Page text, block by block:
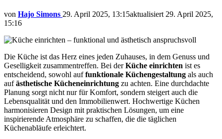
von Hajo Simons 29. April 2025, 13:15aktualisiert 29. April 2025,
15:16
Die Küche ist das Herz eines jeden Zuhauses, in dem Genuss und
Geselligkeit zusammentreffen. Bei derKüche einrichten ist es
entscheidend, sowohl auffunktionale Küchengestaltung als auch
aufästhetische Kücheneinrichtung zu achten. Eine durchdachte
Planung sorgt nicht nur für Komfort, sondern steigert auch die
Lebensqualität und den Immobilienwert. Hochwertige Küchen
harmonisieren Design mit praktischen Lösungen, um eine
inspirierende Atmosphäre zu schaffen, die die täglichen
Küchenabläufe erleichtert.